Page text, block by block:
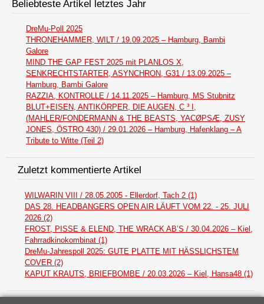
Beliebteste Artikel letztes Jahr
DreMu-Poll 2025
THRONEHAMMER, WILT / 19.09.2025 – Hamburg, Bambi
Galore
MIND THE GAP FEST 2025 mit PLANLOS X,
SENKRECHTSTARTER, ASYNCHRON, G31 / 13.09.2025 –
Hamburg, Bambi Galore
RAZZIA, KONTROLLE / 14.11.2025 – Hamburg, MS Stubnitz
BLUT+EISEN, ANTIKÖRPER, DIE AUGEN, C ³ I,
(MAHLER/FONDERMANN & THE BEASTS, YACØPSÆ, ZUSY
JONES, ÖSTRO 430) / 29.01.2026 – Hamburg, Hafenklang – A
Tribute to Witte (Teil 2)
Zuletzt kommentierte Artikel
WILWARIN VIII / 28.05.2005 - Ellerdorf, Tach 2 (1)
DAS 28. HEADBANGERS OPEN AIR LÄUFT VOM 22. - 25. JULI
2026 (2)
FROST, PISSE & ELEND, THE WRACK AB’S / 30.04.2026 – Kiel,
Fahrradkinokombinat (1)
DreMu-Jahrespoll 2025: GUTE PLATTE MIT HÄSSLICHSTEM
COVER (2)
KAPUT KRAUTS, BRIEFBOMBE / 20.03.2026 – Kiel, Hansa48 (1)